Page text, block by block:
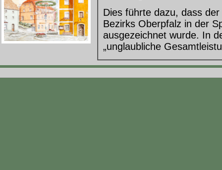
Dies führte dazu, dass
Bezirks Oberpfalz in der
ausgezeichnet wurde. In
„unglaubliche